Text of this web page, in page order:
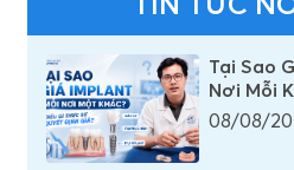
Tại Sao
Nơi Mỗi
Thực Sự
Phí Một
08/08/